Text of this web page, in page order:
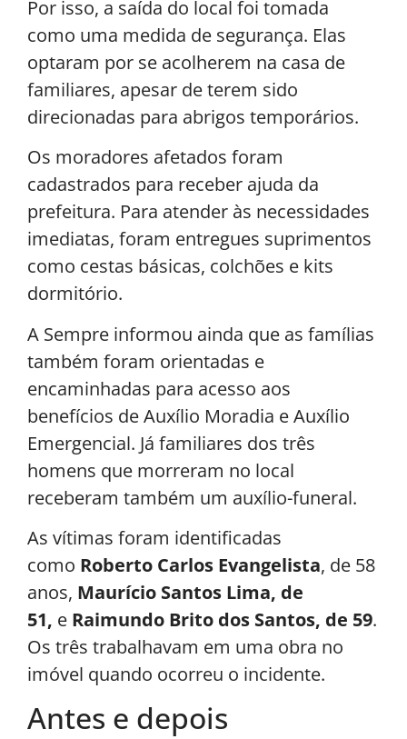
Por isso, a saída do local foi tomada
como uma medida de segurança. Elas
optaram por se acolherem na casa de
familiares, apesar de terem sido
direcionadas para abrigos temporários.
Os moradores afetados foram
cadastrados para receber ajuda da
prefeitura. Para atender às necessidades
imediatas, foram entregues suprimentos
como cestas básicas, colchões e kits
dormitório.
A Sempre informou ainda que as famílias
também foram orientadas e
encaminhadas para acesso aos
benefícios de Auxílio Moradia e Auxílio
Emergencial. Já familiares dos três
homens que morreram no local
receberam também um auxílio-funeral.
As vítimas foram identificadas
como Roberto Carlos Evangelista, de 58
anos, Maurício Santos Lima, de
51, e Raimundo Brito dos Santos, de 59.
Os três trabalhavam em uma obra no
imóvel quando ocorreu o incidente.
Antes e depois